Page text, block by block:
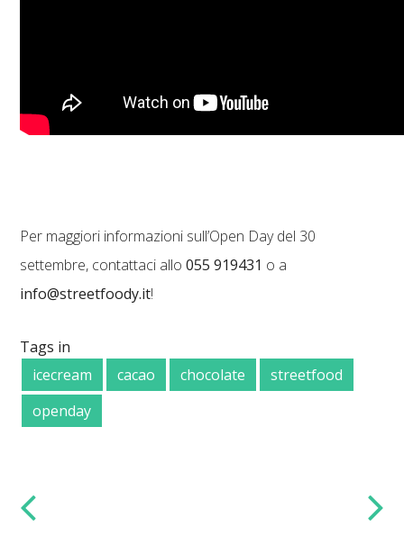
Per maggiori informazioni sull’Open Day del 30
settembre, contattaci allo055 919431 o a
info@streetfoody.it!
Tags in
icecream
cacao chocolate
streetfood
openday